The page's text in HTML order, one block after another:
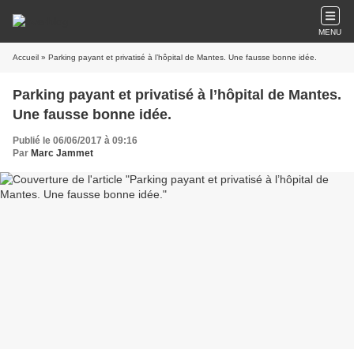
MENU
Accueil » Parking payant et privatisé à l’hôpital de Mantes. Une fausse bonne idée.
Parking payant et privatisé à l’hôpital de Mantes.
Une fausse bonne idée.
Publié le 06/06/2017 à 09:16
Par Marc Jammet